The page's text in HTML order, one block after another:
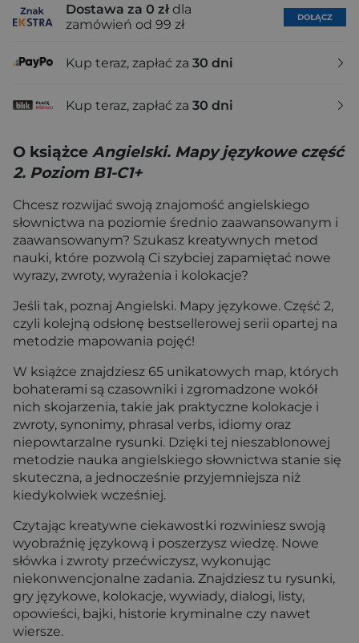
Dostawa za 0 zł dla
zamówień od 99 zł
DOŁĄCZ
Kup teraz, zapłać za 30 dni
Kup teraz, zapłać za 30 dni
O książce Angielski. Mapy językowe część
2. Poziom B1-C1+
Chcesz rozwijać swoją znajomość angielskiego
słownictwa na poziomie średnio zaawansowanym i
zaawansowanym? Szukasz kreatywnych metod
nauki, które pozwolą Ci szybciej zapamiętać nowe
wyrazy, zwroty, wyrażenia i kolokacje?
Jeśli tak, poznaj Angielski. Mapy językowe. Część 2,
czyli kolejną odsłonę bestsellerowej serii opartej na
metodzie mapowania pojęć!
W książce znajdziesz 65 unikatowych map, których
bohaterami są czasowniki i zgromadzone wokół
nich skojarzenia, takie jak praktyczne kolokacje i
zwroty, synonimy, phrasal verbs, idiomy oraz
niepowtarzalne rysunki. Dzięki tej nieszablonowej
metodzie nauka angielskiego słownictwa stanie się
skuteczna, a jednocześnie przyjemniejsza niż
kiedykolwiek wcześniej.
Czytając kreatywne ciekawostki rozwiniesz swoją
wyobraźnię językową i poszerzysz wiedzę. Nowe
słówka i zwroty przećwiczysz, wykonując
niekonwencjonalne zadania. Znajdziesz tu rysunki,
gry językowe, kolokacje, wywiady, dialogi, listy,
opowieści, bajki, historie kryminalne czy nawet
wiersze.